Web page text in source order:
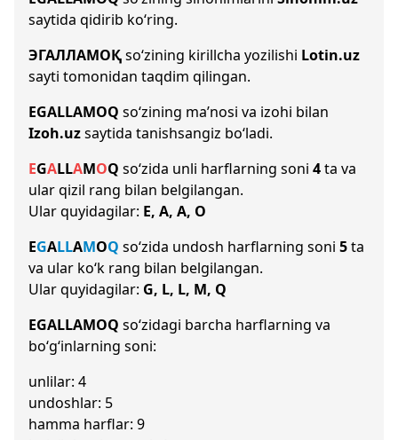
saytida qidirib ko‘ring.
ЭГАЛЛАМОҚso‘zining kirillcha yozilishi Lotin.uz
sayti tomonidan taqdim qilingan.
EGALLAMOQ so‘zining ma’nosi va izohi bilan
Izoh.uzsaytida tanishsangiz bo‘ladi.
EGALLAMOQ so‘zida unli harflarning soni 4ta va
ular qizil rang bilan belgilangan.
Ular quyidagilar: E, A, A, O
EGALLAMOQ so‘zida undosh harflarning soni 5ta
va ular ko‘k rang bilan belgilangan.
Ular quyidagilar: G, L, L, M, Q
EGALLAMOQ so‘zidagi barcha harflarning va
bo‘g‘inlarning soni:
unlilar: 4
undoshlar: 5
hamma harflar: 9